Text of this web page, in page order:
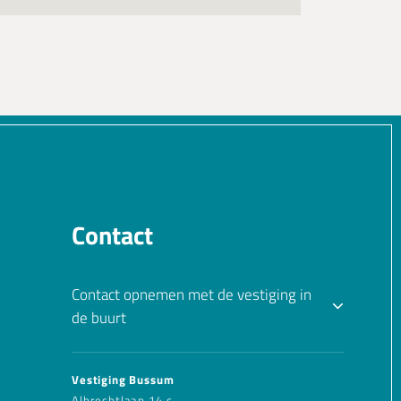
Contact
Contact opnemen met de vestiging in
de buurt
Vestiging Bussum